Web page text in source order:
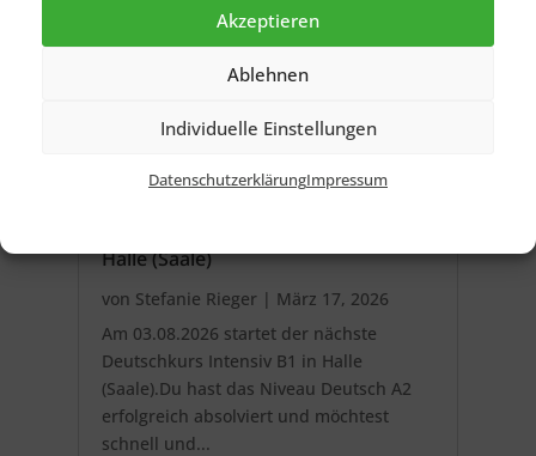
Akzeptieren
Ablehnen
Individuelle Einstellungen
DatenschutzerklärungImpressum
Halle (Saale)
von Stefanie Rieger| März 17, 2026
Am 03.08.2026 startet der nächste
Deutschkurs Intensiv B1 in Halle
(Saale).Du hast das Niveau Deutsch A2
erfolgreich absolviert und möchtest
schnell und...